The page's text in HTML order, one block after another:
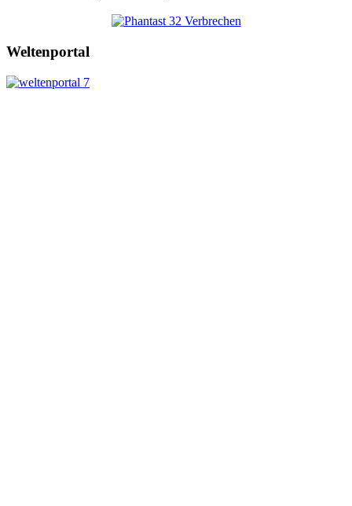
Weltenportal